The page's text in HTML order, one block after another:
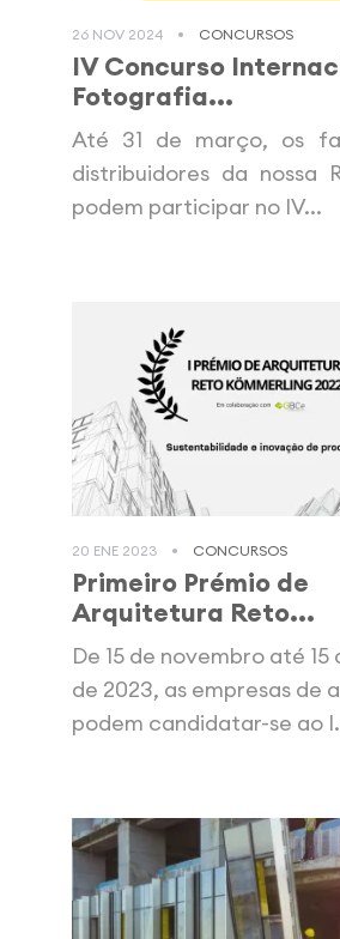
26 NOV 2024 CONCURSOS
IV Concurso
Fotografia...
Até 31 de março, os
distribuidores da nossa
podem participar no IV...
20 ENE 2023 CONCURSOS
Primeiro Prémio de
Arquitetura Reto...
De 15 de novembro até
de 2023, as empresas de
podem candidatar-se ao